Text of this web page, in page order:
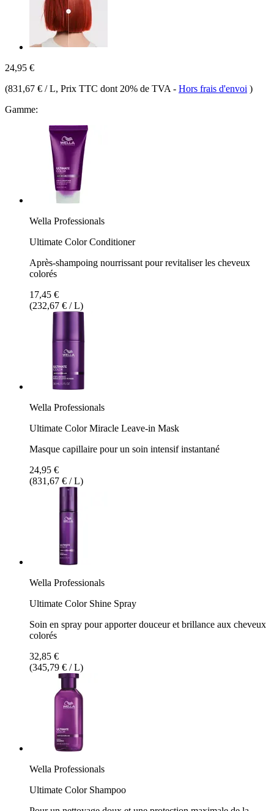
24,95 €
(831,67 € / L, Prix TTC dont 20% de TVA - Hors frais d'envoi )
Gamme:
Wella Professionals
Ultimate Color Conditioner
Après-shampoing nourrissant pour revitaliser les cheveux
colorés
17,45 €
(232,67 € / L)
Wella Professionals
Ultimate Color Miracle Leave-in Mask
Masque capillaire pour un soin intensif instantané
24,95 €
(831,67 € / L)
Wella Professionals
Ultimate Color Shine Spray
Soin en spray pour apporter douceur et brillance aux cheveux
colorés
32,85 €
(345,79 € / L)
Wella Professionals
Ultimate Color Shampoo